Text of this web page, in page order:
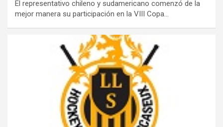
El representativo chileno y sudamericano comenzó de la
mejor manera su participación en la VIII Copa…